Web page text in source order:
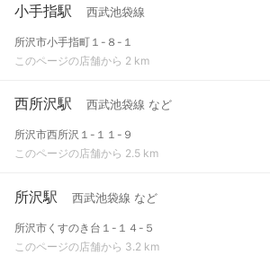
小手指駅 西武池袋線
所沢市小手指町１-８-１
このページの店舗から 2 km
西所沢駅 西武池袋線 など
所沢市西所沢１-１１-９
このページの店舗から 2.5 km
所沢駅 西武池袋線 など
所沢市くすのき台１-１４-５
このページの店舗から 3.2 km